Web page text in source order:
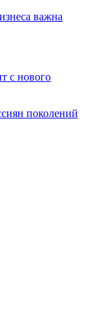
важна
с нового
поколений